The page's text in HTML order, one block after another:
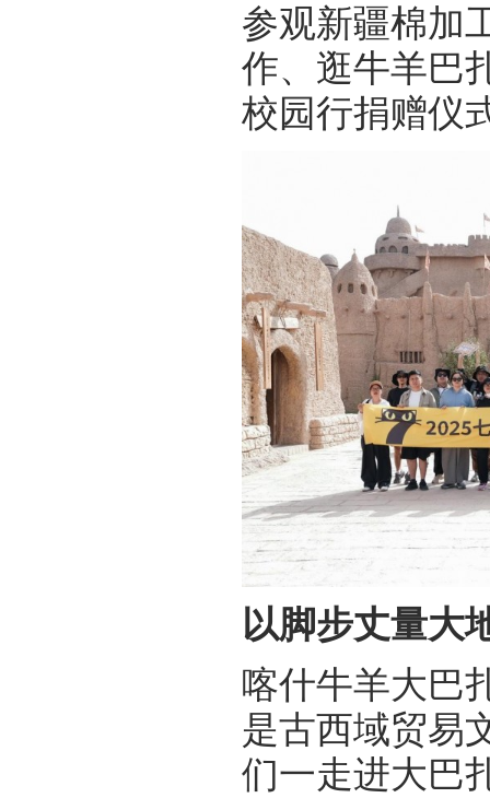
参观新疆棉加
作、逛牛羊巴
校园行捐赠仪
以脚步丈量大
喀什牛羊大巴
是古西域贸易
们一走进大巴